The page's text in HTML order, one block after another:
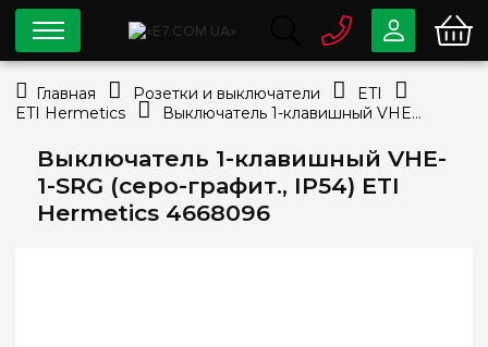
Выключатель 1-клавишный VHE-
1-SRG (серо-графит., IP54) ETI
Hermetics 4668096
0 80033-63-07
info@e7.com.ua
044334-79-78
Viber Telegram
Главная Розетки и выключатели
ETI
ETI Hermetics
Выключатель 1-клавишный VHE-1-SRG (серо-графит., IP54) ETI Hermetics 4668096